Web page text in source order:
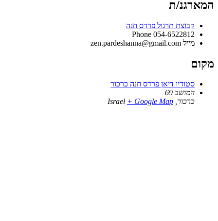
המארגנ/ת
קבוצת תרגול פרדס חנה
Phone 054-6522812
מייל zen.pardeshanna@gmail.com
מקום
סטודיו דיאן פרדס חנה כרכור
המושב 69
כרכור,
Israel + Google Map